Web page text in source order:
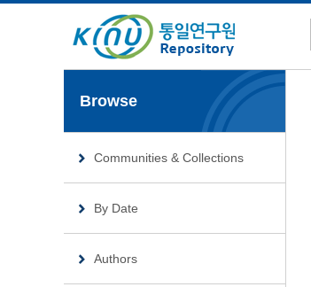
Browse
Communities & Collections
By Date
Authors